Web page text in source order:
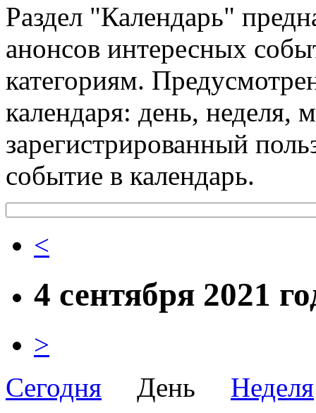
Раздел "Календарь"
анонсов интересных
категориям.
календаря: день, неделя,
зарегистрированный
событие в календарь.
<
4 сентября 2021
>
Сегодня День Неделя